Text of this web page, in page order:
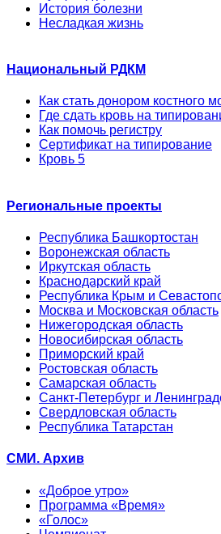
История болезни
Несладкая жизнь
Национальный РДКМ
Как стать донором костного
Где сдать кровь на
Как помочь регистру
Сертификат на типирование
Кровь 5
Региональные проекты
Республика Башкортостан
Воронежская область
Иркутская область
Краснодарский край
Республика Крым и
Москва и Московская область
Нижегородская область
Новосибирская область
Приморский край
Ростовская область
Самарская область
Санкт-Петербург и
Свердловская область
Республика Татарстан
СМИ. Архив
«Доброе утро»
Программа «Время»
«Голос»